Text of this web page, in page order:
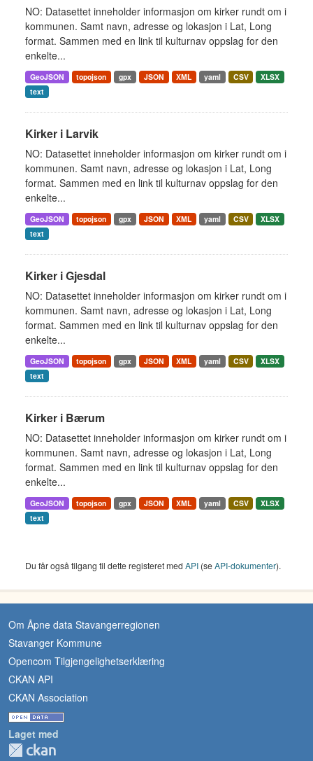
NO: Datasettet inneholder informasjon om kirker rundt om i
kommunen. Samt navn, adresse og lokasjon i Lat, Long
format. Sammen med en link til kulturnav oppslag for den
enkelte...
GeoJSON topojson gpx JSON XML yaml CSV
XLSX
text
Kirker i Larvik
NO: Datasettet inneholder informasjon om kirker rundt om i
kommunen. Samt navn, adresse og lokasjon i Lat, Long
format. Sammen med en link til kulturnav oppslag for den
enkelte...
GeoJSON topojson gpx JSON XML yaml CSV
XLSX
text
Kirker i Gjesdal
NO: Datasettet inneholder informasjon om kirker rundt om i
kommunen. Samt navn, adresse og lokasjon i Lat, Long
format. Sammen med en link til kulturnav oppslag for den
enkelte...
GeoJSON topojson gpx JSON XML yaml CSV
XLSX
text
Kirker i Bærum
NO: Datasettet inneholder informasjon om kirker rundt om i
kommunen. Samt navn, adresse og lokasjon i Lat, Long
format. Sammen med en link til kulturnav oppslag for den
enkelte...
GeoJSON topojson gpx JSON XML yaml CSV
XLSX
text
Du får også tilgang til dette registeret med API (seAPI-dokumenter).
Om Åpne data Stavangerregionen
Stavanger Kommune
Opencom Tilgjengelighetserklæring
CKAN API
CKAN Association
Laget med